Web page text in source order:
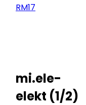
RM17
mi.ele-
elekt (1/2)